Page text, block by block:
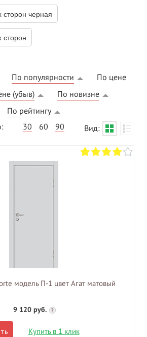
черная
По популярности
По цене
(убыв)
По новизне
По рейтингу
30 60 90 Вид:
модель П-1 цвет Агат матовый
9 120 руб. ?
Купить в 1 клик